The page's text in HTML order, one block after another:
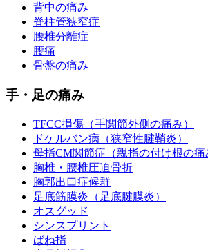
背中の痛み
脊柱管狭窄症
腰椎分離症
腰痛
骨盤の痛み
手・足の痛み
TFCC損傷（手関節外側の痛み）
ドケルバン病（狭窄性腱鞘炎）
母指CM関節症（親指の付け根の痛
胸椎・腰椎圧迫骨折
胸郭出口症候群
足底筋膜炎（足底腱膜炎）
オスグッド
シンスプリント
ばね指